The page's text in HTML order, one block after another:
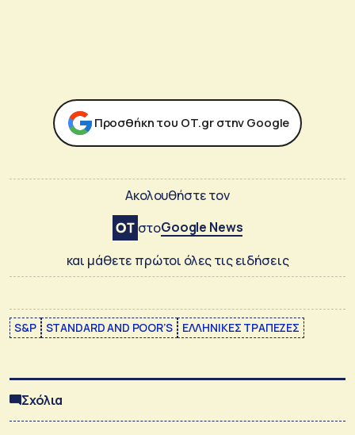
Προσθήκη του ΟΤ.gr στην Google
Ακολουθήστε τον
στοGoogle News
και μάθετε πρώτοι όλες τις ειδήσεις
S&P STANDARD AND POOR’S ΕΛΛΗΝΙΚΕΣ ΤΡΑΠΕΖΕΣ
Σχόλια